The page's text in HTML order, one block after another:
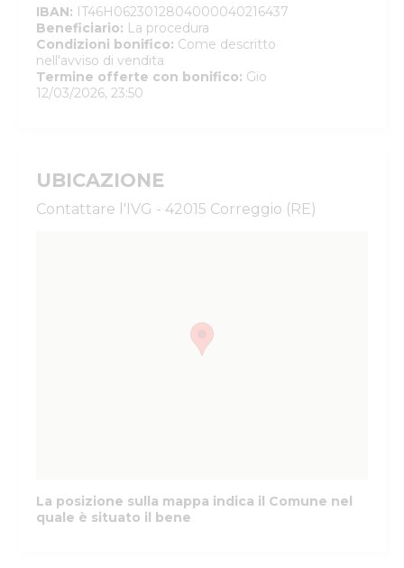
IBAN: IT46H0623012804000040216437
Beneficiario: La procedura
Condizioni bonifico: Come descritto
nell'avviso di vendita
Termine offerte con bonifico: Gio
12/03/2026, 23:50
UBICAZIONE
Contattare l'IVG - 42015 Correggio (RE)
La posizione sulla mappa indica il Comune nel
quale è situato il bene